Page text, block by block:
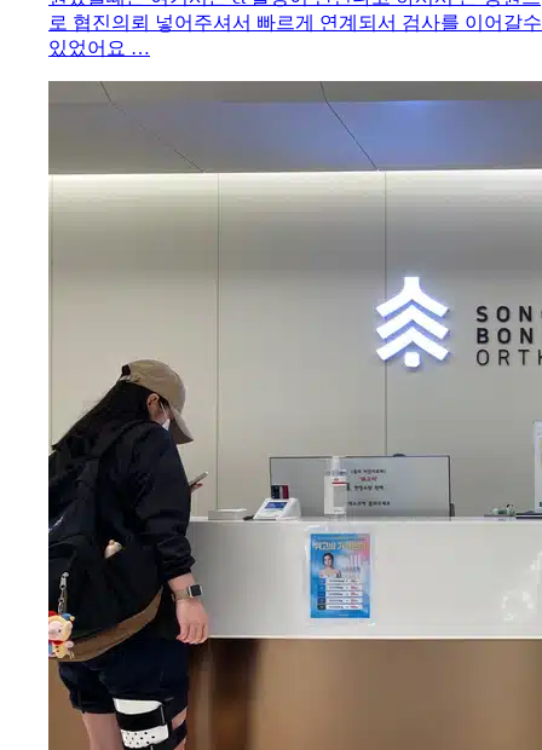
로 협진의뢰 넣어주셔서 빠르게 연계되서 검사를 이어갈수
있었어요 …